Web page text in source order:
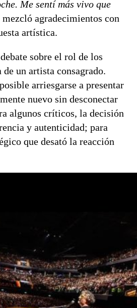
Me sentí más vivo que
mezcló agradecimientos con
artística.
sobre el rol de los
un artista consagrado.
arriesgarse a presentar
nuevo sin desconectar
algunos críticos, la decisión
y autenticidad; para
que desató la reacción